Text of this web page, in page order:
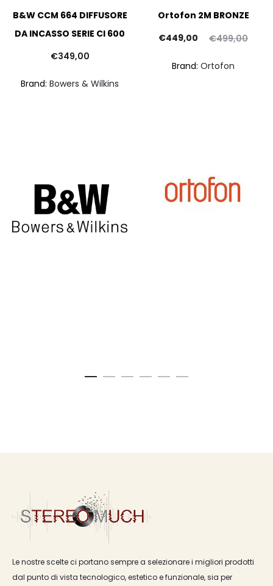
B&W CCM 664 DIFFUSORE
DA INCASSO SERIE CI 600
€349,00
Brand: Bowers & Wilkins
Ortofon 2M BRONZE
€499,00
Il
€449,00
Brand: Ortofon
Le nostre scelte ci portano sempre a selezionare i migliori prodotti
dal punto di vista tecnologico, estetico e funzionale, sia per